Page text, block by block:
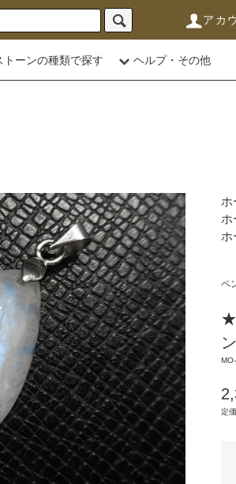
アカ
トーンの種類で探す ヘルプ・その他
ホ
ホ
ホ
ペ
★
定